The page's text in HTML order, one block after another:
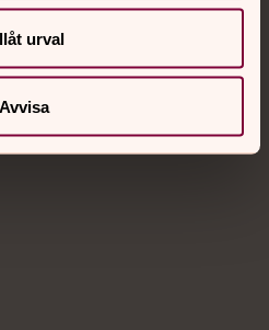
urval
Avvisa
Prata eller chatta anonymt